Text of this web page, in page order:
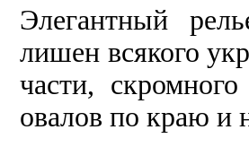
Элегантный
лишен всякого
части,
овалов по краю и